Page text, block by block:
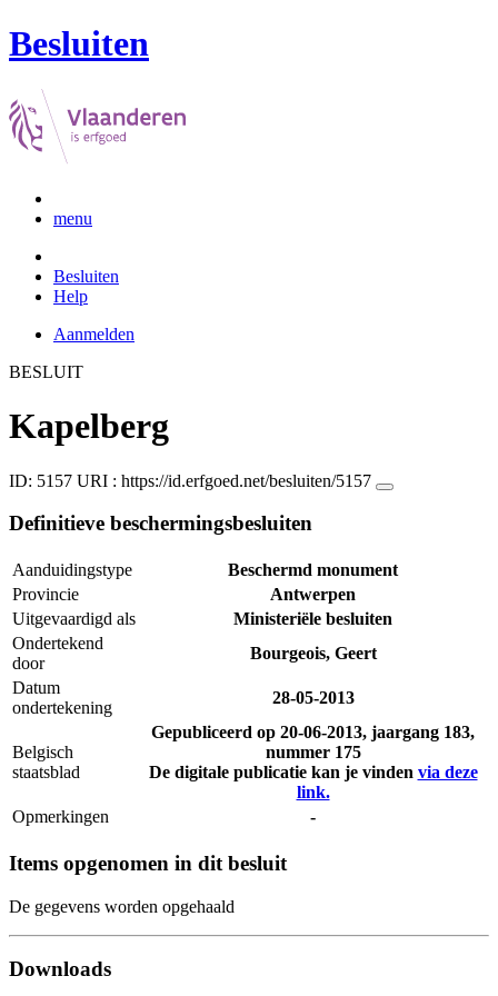
Besluiten
menu
Besluiten
Help
Aanmelden
BESLUIT
Kapelberg
ID: 5157 URI : https://id.erfgoed.net/besluiten/5157
Definitieve beschermingsbesluiten
Aanduidingstype
Beschermd monument
Provincie
Antwerpen
Uitgevaardigd als
Ministeriële besluiten
Ondertekend
door
Bourgeois, Geert
Datum
ondertekening
28-05-2013
Belgisch
staatsblad
Gepubliceerd op 20-06-2013, jaargang 183,
nummer 175
De digitale publicatie kan je vinden via deze
link.
Opmerkingen
-
Items opgenomen in dit besluit
De gegevens worden opgehaald
Downloads